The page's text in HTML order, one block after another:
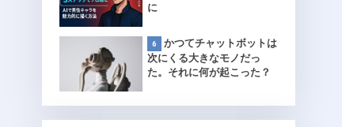
に
かつてチャットボットは
次にくる大きなモノだっ
た。それに何が起こった？